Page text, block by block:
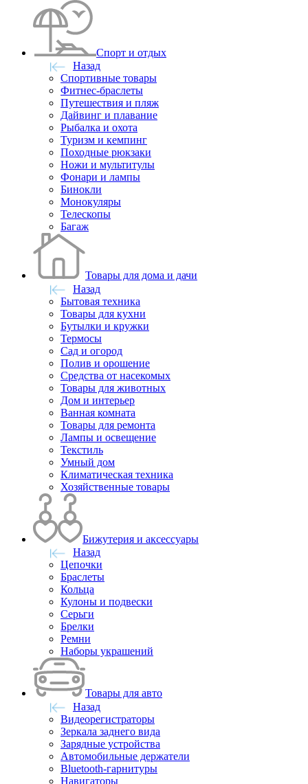
Спорт и отдых
Назад
Спортивные товары
Фитнес-браслеты
Путешествия и пляж
Дайвинг и плавание
Рыбалка и охота
Туризм и кемпинг
Походные рюкзаки
Ножи и мультитулы
Фонари и лампы
Бинокли
Монокуляры
Телескопы
Багаж
Товары для дома и дачи
Назад
Бытовая техника
Товары для кухни
Бутылки и кружки
Термосы
Сад и огород
Полив и орошение
Средства от насекомых
Товары для животных
Дом и интерьер
Ванная комната
Товары для ремонта
Лампы и освещение
Текстиль
Умный дом
Климатическая техника
Хозяйственные товары
Бижутерия и аксессуары
Назад
Цепочки
Браслеты
Кольца
Кулоны и подвески
Серьги
Брелки
Ремни
Наборы украшений
Товары для авто
Назад
Видеорегистраторы
Зеркала заднего вида
Зарядные устройства
Автомобильные держатели
Bluetooth-гарнитуры
Навигаторы